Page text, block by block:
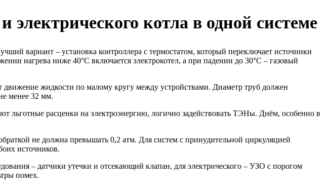
электрического котла в одной системе
вариант – установка контроллера с термостатом, который переключает источники
нагрева ниже 40°C включается электрокотел, а при падении до 30°C – газовый
жидкости по малому кругу между устройствами. Диаметр труб должен
менее 32 мм.
льготные расценки на электроэнергию, логично задействовать ТЭНы. Днём, особенно в
не должна превышать 0,2 атм. Для систем с принудительной циркуляцией
источников.
– датчики утечки и отсекающий клапан, для электрического – УЗО с порогом
помех.